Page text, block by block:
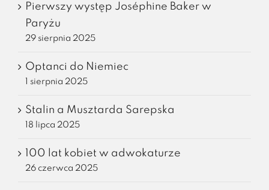
Pierwszy występ Joséphine Baker w
Paryżu
29 sierpnia 2025
Optanci do Niemiec
1 sierpnia 2025
Stalin a Musztarda Sarepska
18 lipca 2025
100 lat kobiet w adwokaturze
26 czerwca 2025